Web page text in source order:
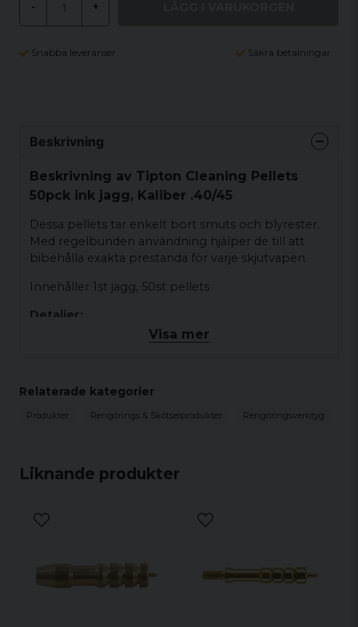
- +
Snabba leveranser Säkra betalningar
Liknande produkter
Beskrivning
Beskrivning av Tipton Cleaning Pellets
50pck ink jagg, Kaliber .40/45
Dessa pellets tar enkelt bort smuts och blyrester.
Med regelbunden användning hjälper de till att
bibehålla exakta prestanda för varje skjutvapen.
Innehåller 1st jagg, 50st pellets
Detaljer:
Visa mer
Relaterade kategorier
Produkter Rengörings & Skötselprodukter Rengöringsverktyg